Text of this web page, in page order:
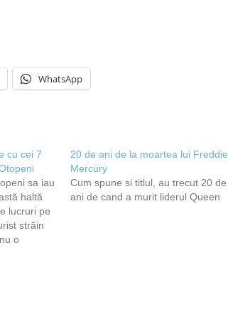
WhatsApp
cu cei 7
sa iau
haltă
lucruri pe
străin
o
20 de ani de la moartea lui Freddie
Mercury
Cum spune si titlul, au trecut 20 de
ani de cand a murit liderul Queen